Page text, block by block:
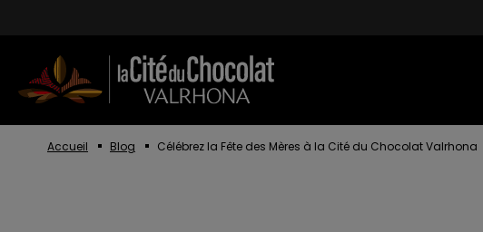
Accueil Blog Célébrez la Fête des Mères à la Cité du Chocolat Valrhona